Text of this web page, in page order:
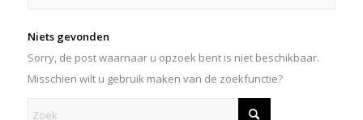
Niets gevonden
Sorry, de post waarnaar u opzoek bent is niet beschikbaar.
Misschien wilt u gebruik maken van de zoekfunctie?